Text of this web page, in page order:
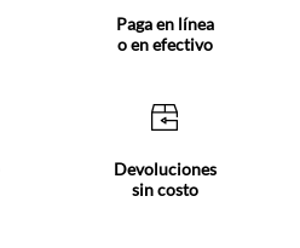
Paga en línea
o en efectivo
Devoluciones
sin costo